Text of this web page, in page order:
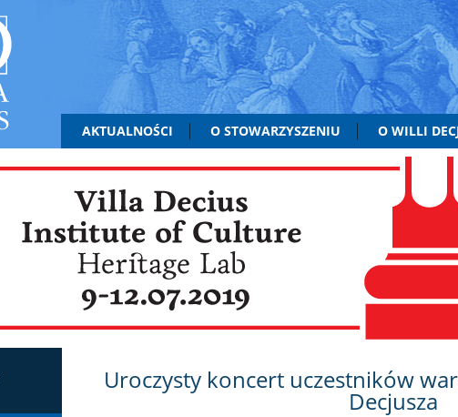
AKTUALNOŚCI O STOWARZYSZENIU O WILLI
Uroczysty koncert uczestników
Decjusza